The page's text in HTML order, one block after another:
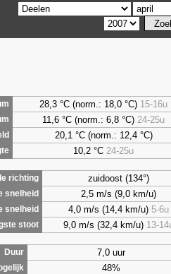
28,3 °C (norm.: 18,0 °C) 15-16u
11,6 °C (norm.: 6,8 °C) 24-25u
20,1 °C (norm.: 12,4 °C)
10,2 °C 24-25u
richting zuidoost (134°)
snelheid 2,5 m/s (9,0 km/u)
snelheid 4,0 m/s (14,4 km/u) 5-6u
stoot 9,0 m/s (32,4 km/u) 13-
Duur 7,0 uur
48%